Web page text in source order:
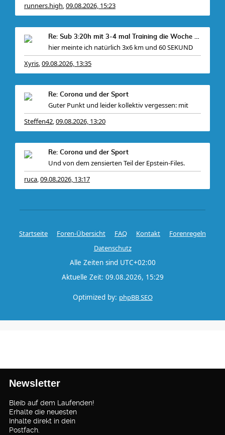
runners.high,09.08.2026, 15:23
Re: Sub 3:20h mit 3-4 mal Training die Woche machb
hier meinte ich natürlich 3x6 km und 60 SEKUND
Xyris,09.08.2026, 13:35
Re: Corona und der Sport
Guter Punkt und leider kollektiv vergessen: mit
Steffen42,09.08.2026, 13:20
Re: Corona und der Sport
Und von dem zensierten Teil der Epstein-Files.
ruca,09.08.2026, 13:17
Startseite Foren-Übersicht FAQ Kontakt
Forenregeln
Datenschutz
Alle Zeiten sind UTC+02:00
Aktuelle Zeit: 09.08.2026, 15:29
Optimized by: phpBB SEO
Newsletter
Bleib auf dem Laufenden!
Erhalte die neuesten
Inhalte direkt in dein
Postfach.